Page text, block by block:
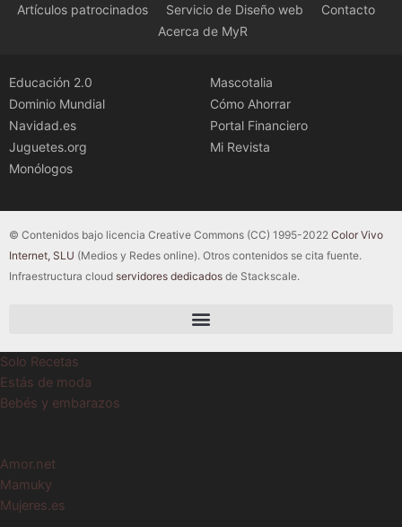
Artículos patrocinados Servicio de Diseño web
Contacto
Acerca de MyR
Educación 2.0
Dominio Mundial
Navidad.es
Juguetes.org
Monólogos
Mascotalia
Cómo Ahorrar
Portal Financiero
Mi Revista
© Contenidos bajo licencia Creative Commons (CC) 1995-2022 Color Vivo
Internet, SLU (Medios y Redes online). Otros contenidos se cita fuente.
Infraestructura cloud servidores dedicados de Stackscale.
Solo Recetas
Estás de moda
Bebés y embarazos
Amor.net
Mamuky
Mujeres.es